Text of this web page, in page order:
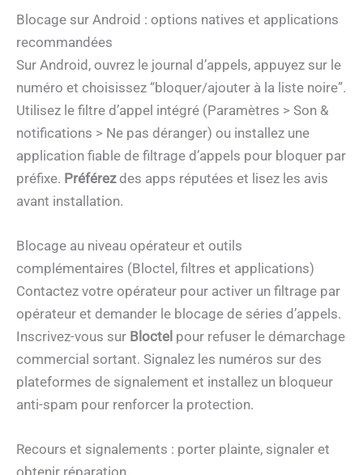
Blocage sur Android : options natives et applications
recommandées
Sur Android, ouvrez le journal d’appels, appuyez sur le
numéro et choisissez “bloquer/ajouter à la liste noire”.
Utilisez le filtre d’appel intégré (Paramètres > Son &
notifications > Ne pas déranger) ou installez une
application fiable de filtrage d’appels pour bloquer par
préfixe. Préférezdes apps réputées et lisez les avis
avant installation.
Blocage au niveau opérateur et outils
complémentaires (Bloctel, filtres et applications)
Contactez votre opérateur pour activer un filtrage par
opérateur et demander le blocage de séries d’appels.
Inscrivez-vous sur Bloctel pour refuser le démarchage
commercial sortant. Signalez les numéros sur des
plateformes de signalement et installez un bloqueur
anti-spam pour renforcer la protection.
Recours et signalements : porter plainte, signaler et